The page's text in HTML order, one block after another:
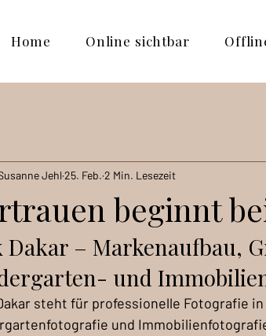
Home Online sichtbar
beginnt
Jehl25. Feb. 2 Min. Lesezeit
Dakar – Markenaufbau,
und
steht für professionelle Fotografie
und